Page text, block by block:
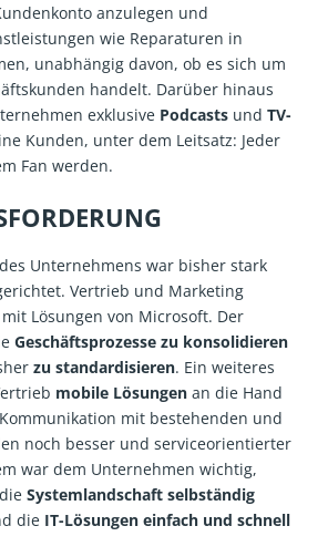
anzulegen und
wie Reparaturen in
unabhängig davon, ob es sich um
handelt. Darüber hinaus
exklusive Podcastsund TV-
Kunden, unter dem Leitsatz: Jeder
Fan werden.
Unternehmens war bisher stark
Vertrieb und Marketing
Lösungen von Microsoft. Der
Geschäftsprozesse zu konsolidieren
zu standardisieren. Ein weiteres
mobile Lösungenan die Hand
mit bestehenden und
noch besser und serviceorientierter
war dem Unternehmen wichtig,
Systemlandschaft selbständig
die IT-Lösungen einfach und schnell